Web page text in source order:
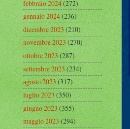
febbraio 2024(272)
gennaio 2024(236)
dicembre 2023(210)
novembre 2023(270)
ottobre 2023(287)
settembre 2023(234)
agosto 2023(317)
luglio 2023(350)
giugno 2023(355)
maggio 2023(294)